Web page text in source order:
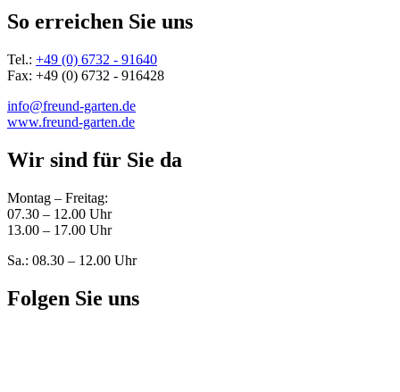
So erreichen Sie uns
Tel.: +49 (0) 6732 - 91640
Fax: +49 (0) 6732 - 916428
info@freund-garten.de
www.freund-garten.de
Wir sind für Sie da
Montag – Freitag:
07.30 – 12.00 Uhr
13.00 – 17.00 Uhr
Sa.: 08.30 – 12.00 Uhr
Folgen Sie uns